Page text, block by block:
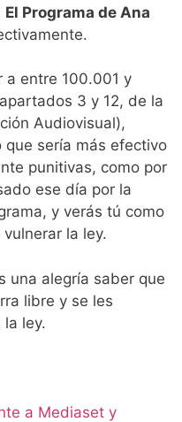
El Programa de Ana
a entre 100.001 y
3 y 12, de la
Audiovisual),
que sería más efectivo
punitivas, como por
ese día por la
y verás tú como
la ley.
una alegría saber que
libre y se les
la ley.
a Mediaset y